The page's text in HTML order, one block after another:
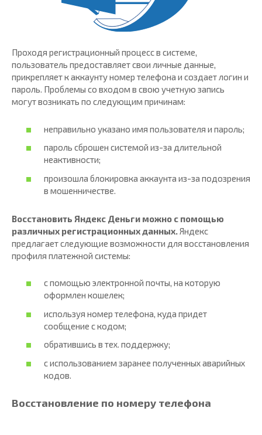
Проходя регистрационный процесс в системе,
пользователь предоставляет свои личные данные,
прикрепляет к аккаунту номер телефона и создает логин и
пароль. Проблемы со входом в свою учетную запись
могут возникать по следующим причинам:
неправильно указано имя пользователя и пароль;
пароль сброшен системой из-за длительной
неактивности;
произошла блокировка аккаунта из-за подозрения
в мошенничестве.
Восстановить Яндекс Деньги можно с помощью
различных регистрационных данных.Яндекс
предлагает следующие возможности для восстановления
профиля платежной системы:
с помощью электронной почты, на которую
оформлен кошелек;
используя номер телефона, куда придет
сообщение с кодом;
обратившись в тех. поддержку;
с использованием заранее полученных аварийных
кодов.
Восстановление по номеру телефона